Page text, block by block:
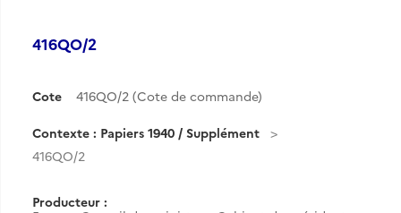
416QO/2
Cote 416QO/2 (Cote de commande)
Contexte : Papiers 1940 / Supplément
416QO/2
Producteur :